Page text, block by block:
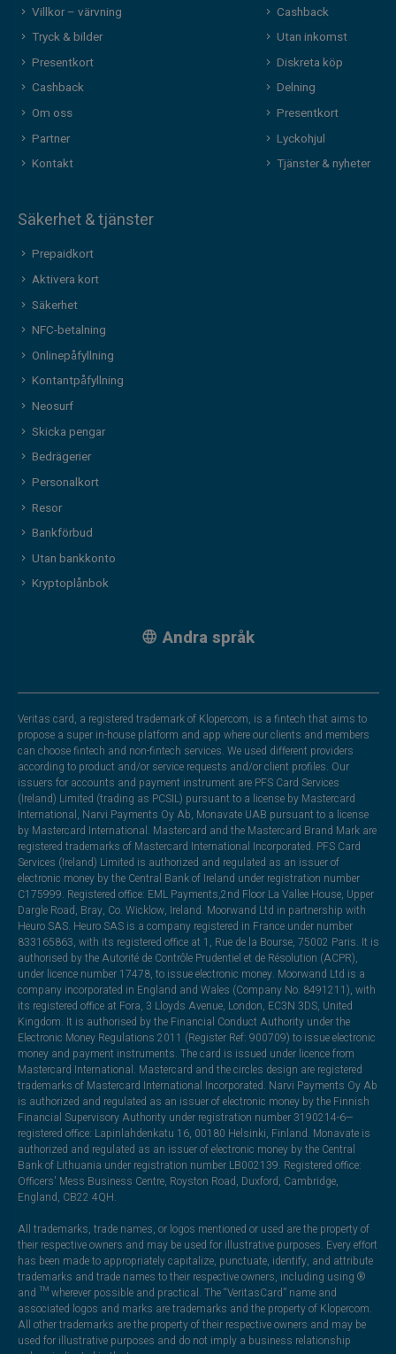
Villkor – värvning
Tryck & bilder
Presentkort
Cashback
Om oss
Partner
Kontakt
Cashback
Utan inkomst
Diskreta köp
Delning
Presentkort
Lyckohjul
Tjänster & nyheter
Säkerhet & tjänster
Prepaidkort
Aktivera kort
Säkerhet
NFC-betalning
Onlinepåfyllning
Kontantpåfyllning
Neosurf
Skicka pengar
Bedrägerier
Personalkort
Resor
Bankförbud
Utan bankkonto
Kryptoplånbok
Andra språk
Veritas card, a registered trademark of Klopercom, is a fintech that aims to
propose a super in-house platform and app where our clients and members
can choose fintech and non-fintech services. We used different providers
according to product and/or service requests and/or client profiles. Our
issuers for accounts and payment instrument are PFS Card Services
(Ireland) Limited (trading as PCSIL) pursuant to a license by Mastercard
International, Narvi Payments Oy Ab, Monavate UAB pursuant to a license
by Mastercard International. Mastercard and the Mastercard Brand Mark are
registered trademarks of Mastercard International Incorporated. PFS Card
Services (Ireland) Limited is authorized and regulated as an issuer of
electronic money by the Central Bank of Ireland under registration number
C175999. Registered office: EML Payments,2nd Floor La Vallee House, Upper
Dargle Road, Bray, Co. Wicklow, Ireland. Moorwand Ltd in partnership with
Heuro SAS. Heuro SAS is a company registered in France under number
833165863, with its registered office at 1, Rue de la Bourse, 75002 Paris. It is
authorised by the Autorité de Contrôle Prudentiel et de Résolution (ACPR),
under licence number 17478, to issue electronic money. Moorwand Ltd is a
company incorporated in England and Wales (Company No. 8491211), with
its registered office at Fora, 3 Lloyds Avenue, London, EC3N 3DS, United
Kingdom. It is authorised by the Financial Conduct Authority under the
Electronic Money Regulations 2011 (Register Ref: 900709) to issue electronic
money and payment instruments. The card is issued under licence from
Mastercard International. Mastercard and the circles design are registered
trademarks of Mastercard International Incorporated. Narvi Payments Oy Ab
is authorized and regulated as an issuer of electronic money by the Finnish
Financial Supervisory Authority under registration number 3190214-6—
registered office: Lapinlahdenkatu 16, 00180 Helsinki, Finland. Monavate is
authorized and regulated as an issuer of electronic money by the Central
Bank of Lithuania under registration number LB002139. Registered office:
Officers' Mess Business Centre, Royston Road, Duxford, Cambridge,
England, CB22 4QH.
All trademarks, trade names, or logos mentioned or used are the property of
their respective owners and may be used for illustrative purposes. Every effort
has been made to appropriately capitalize, punctuate, identify, and attribute
trademarks and trade names to their respective owners, including using ®
and ™ wherever possible and practical. The “VeritasCard” name and
associated logos and marks are trademarks and the property of Klopercom.
All other trademarks are the property of their respective owners and may be
used for illustrative purposes and do not imply a business relationship